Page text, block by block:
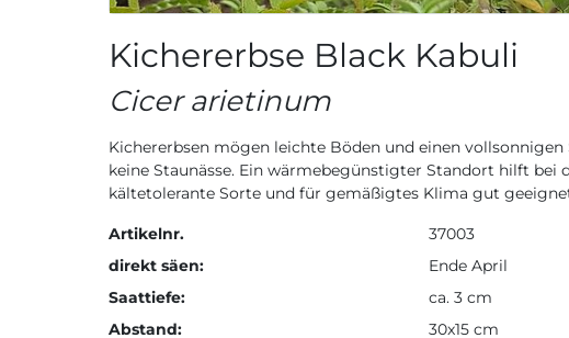
Kichererbse Black Kabuli
Cicer arietinum
Kichererbsen mögen leichte Böden und einen
keine Staunässe. Ein wärmebegünstigter Standort hilft bei
kältetolerante Sorte und für gemäßigtes Klima gut
Artikelnr.
37003
direkt säen:
Ende April
Saattiefe:
ca. 3 cm
Abstand:
30x15 cm